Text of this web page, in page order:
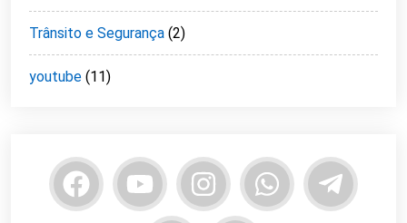
Trânsito e Segurança (2)
youtube (11)